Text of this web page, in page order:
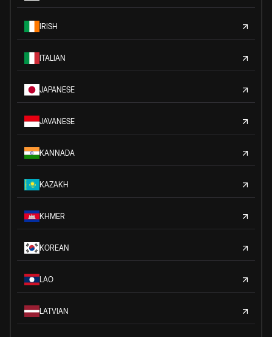
IRISH
ITALIAN
JAPANESE
JAVANESE
KANNADA
KAZAKH
KHMER
KOREAN
LAO
LATVIAN